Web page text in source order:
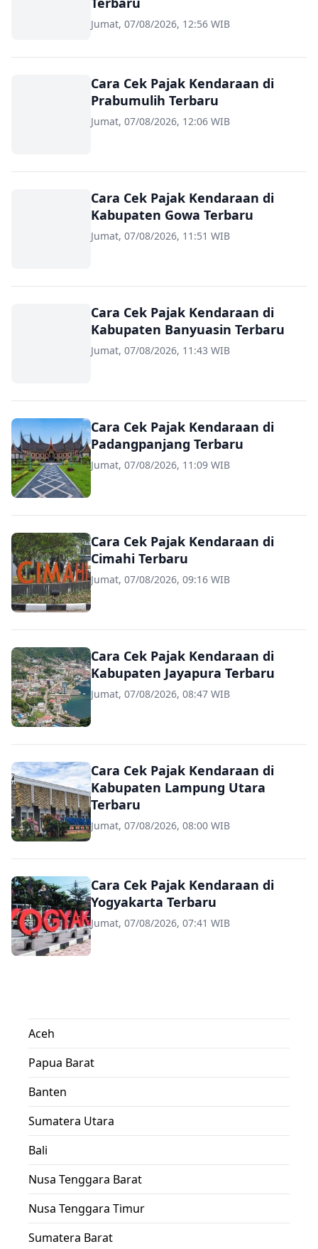
Jumat, 07/08/2026, 12:56 WIB
Cara Cek Pajak Kendaraan di
Prabumulih Terbaru
Jumat, 07/08/2026, 12:06 WIB
Cara Cek Pajak Kendaraan di
Kabupaten Gowa Terbaru
Jumat, 07/08/2026, 11:51 WIB
Cara Cek Pajak Kendaraan di
Kabupaten Banyuasin Terbaru
Jumat, 07/08/2026, 11:43 WIB
Cara Cek Pajak Kendaraan di
Padangpanjang Terbaru
Jumat, 07/08/2026, 11:09 WIB
Cara Cek Pajak Kendaraan di
Cimahi Terbaru
Jumat, 07/08/2026, 09:16 WIB
Cara Cek Pajak Kendaraan di
Kabupaten Jayapura Terbaru
Jumat, 07/08/2026, 08:47 WIB
Cara Cek Pajak Kendaraan di
Kabupaten Lampung Utara
Terbaru
Jumat, 07/08/2026, 08:00 WIB
Cara Cek Pajak Kendaraan di
Yogyakarta Terbaru
Jumat, 07/08/2026, 07:41 WIB
Aceh
Papua Barat
Banten
Sumatera Utara
Bali
Nusa Tenggara Barat
Nusa Tenggara Timur
Sumatera Barat